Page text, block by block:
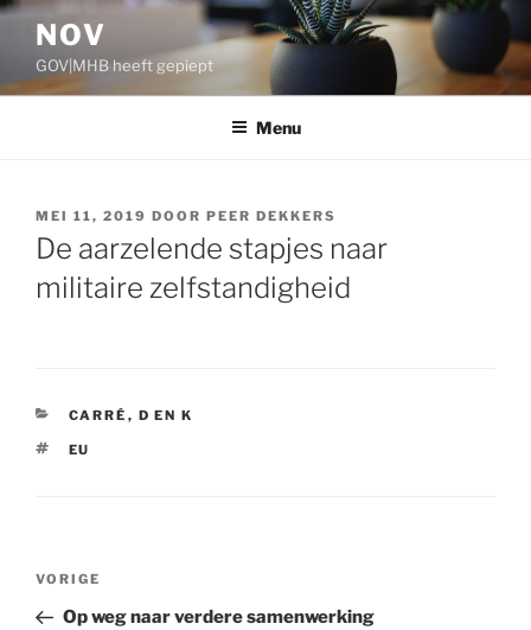
Ga
inhoud
NOV
GOV|MHB heeft gepiept
Menu
GEPLAATST
OP
MEI 11, 2019 DOOR PEER DEKKERS
De aarzelende stapjes naar
militaire zelfstandigheid
CATEGORIEËN
CARRÉ , D EN K
TAGS
EU
Bericht
Vorig
bericht
VORIGE
Op weg naar verdere samenwerking